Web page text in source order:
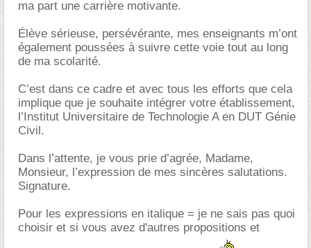
ma part une carrière motivante.
Élève sérieuse, persévérante, mes enseignants m’ont
également poussées à suivre cette voie tout au long
de ma scolarité.
C’est dans ce cadre et avec tous les efforts que cela
implique que je souhaite intégrer votre établissement,
l’Institut Universitaire de Technologie A en DUT Génie
Civil.
Dans l’attente, je vous prie d’agrée, Madame,
Monsieur, l’expression de mes sincères salutations.
Signature.
Pour les expressions en italique = je ne sais pas quoi
choisir et si vous avez d'autres propositions et